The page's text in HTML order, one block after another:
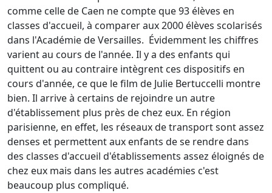
comme celle de Caen ne compte que 93 élèves en
classes d'accueil, à comparer aux 2000 élèves scolarisés
dans l'Académie de Versailles. Évidemment les chiffres
varient au cours de l'année. Il y a des enfants qui
quittent ou au contraire intègrent ces dispositifs en
cours d'année, ce que le film de Julie Bertuccelli montre
bien. Il arrive à certains de rejoindre un autre
d'établissement plus près de chez eux. En région
parisienne, en effet, les réseaux de transport sont assez
denses et permettent aux enfants de se rendre dans
des classes d'accueil d'établissements assez éloignés de
chez eux mais dans les autres académies c'est
beaucoup plus compliqué.